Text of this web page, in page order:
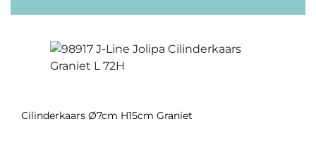
Cilinderkaars Ø7cm H15cm Graniet